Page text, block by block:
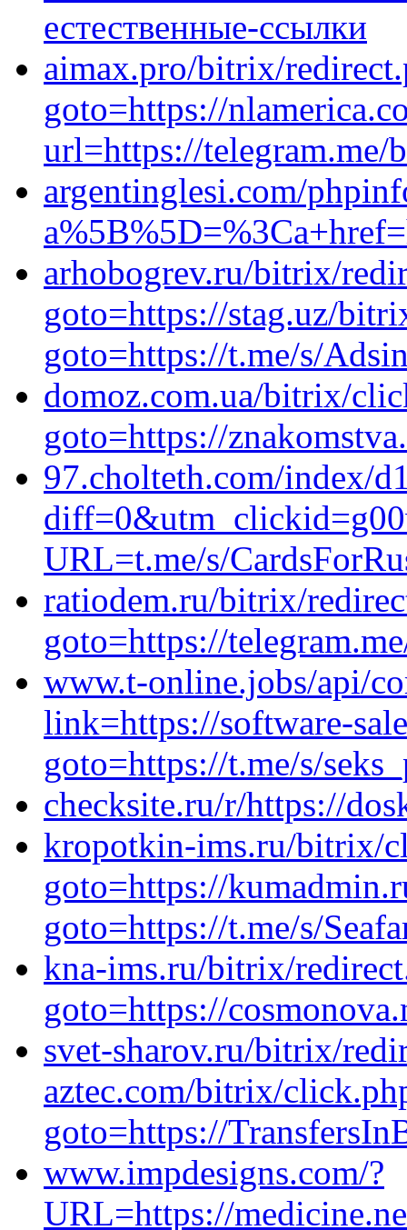
естественные-ссылки
aimax.pro/bitrix/
goto=https://
url=https://telegram.me/
argentinglesi.com/
arhobogrev.ru/bitrix/
goto=https://stag.uz/
goto=https://t.me/s/
domoz.com.ua/bitrix/
goto=https://
97.cholteth.com/index/
URL=t.me/s/
ratiodem.ru/bitrix/
goto=https://
www.t-online.jobs/api/
link=https://software-
goto=https://t.me/s/
checksite.ru/r/https://
kropotkin-ims.ru/bitrix/
goto=https://
goto=https://t.me/s/
kna-ims.ru/bitrix/
goto=https://
svet-sharov.ru/bitrix/
aztec.com/bitrix/
goto=https://
www.impdesigns.com/?
URL=https://